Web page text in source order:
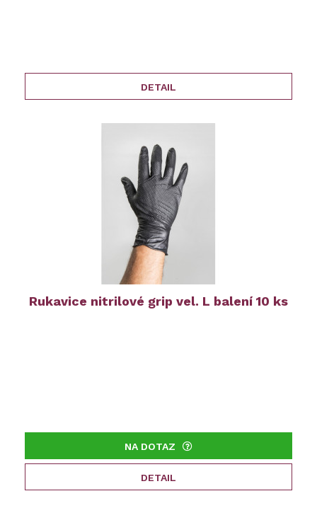
DETAIL
Rukavice nitrilové grip vel. L balení 10 ks
NA DOTAZ
DETAIL